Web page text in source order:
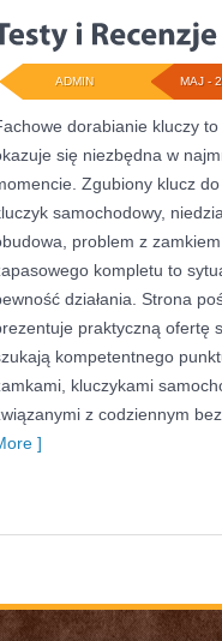
MAJ -
ADMIN
dorabianie kluczy
się niezbędna w
Zgubiony klucz
samochodowy,
problem z
kompletu to
działania. Strona
praktyczną ofertę
kompetentnego
kluczykami
z codziennym
]